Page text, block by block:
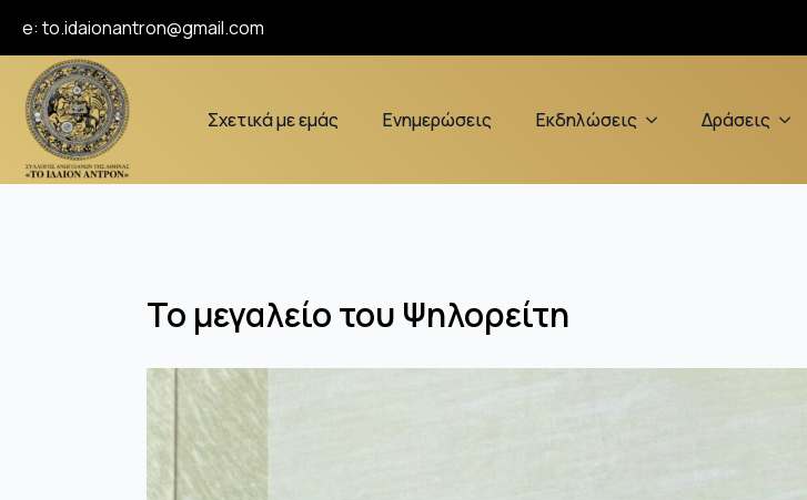
e:to.idaionantron@gmail.com
Σχετικά με εμάς Ενημερώσεις Εκδηλώσεις Δράσεις
Το μεγαλείο του Ψηλορείτη